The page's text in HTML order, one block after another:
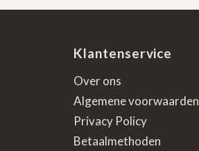
Klantenservice
Over ons
Algemene voorwaarden
Privacy Policy
Betaalmethoden